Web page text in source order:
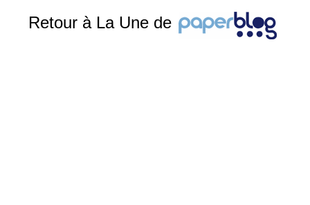
Retour à La Une de